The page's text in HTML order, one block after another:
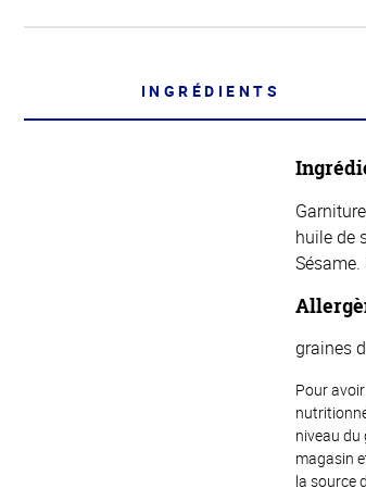
INGRÉDIENTS
huile de
graines
Pour
niveau du
magasin
la source